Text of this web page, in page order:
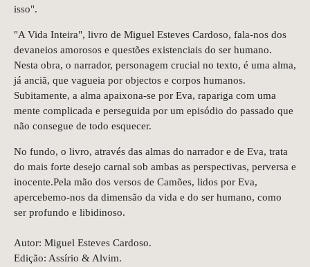
isso".
"A Vida Inteira", livro de Miguel Esteves Cardoso, fala-nos dos
devaneios amorosos e questões existenciais do ser humano.
Nesta obra, o narrador, personagem crucial no texto, é uma alma,
já anciã, que vagueia por objectos e corpos humanos.
Subitamente, a alma apaixona-se por Eva, rapariga com uma
mente complicada e perseguida por um episódio do passado que
não consegue de todo esquecer.
No fundo, o livro, através das almas do narrador e de Eva, trata
do mais forte desejo carnal sob ambas as perspectivas, perversa e
inocente.Pela mão dos versos de Camões, lidos por Eva,
apercebemo-nos da dimensão da vida e do ser humano, como
ser profundo e libidinoso.
Autor: Miguel Esteves Cardoso.
Edição: Assírio & Alvim.